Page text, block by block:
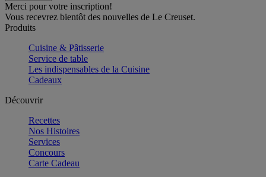
Merci pour votre inscription!
Vous recevrez bientôt des nouvelles de Le Creuset.
Produits
Cuisine & Pâtisserie
Service de table
Les indispensables de la Cuisine
Cadeaux
Découvrir
Recettes
Nos Histoires
Services
Concours
Carte Cadeau